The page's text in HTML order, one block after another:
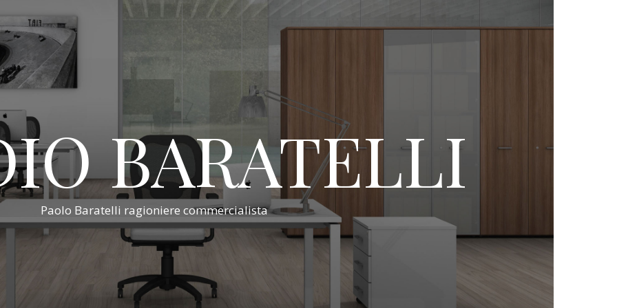
BARATELLI
Paolo Baratelli ragioniere commercialista